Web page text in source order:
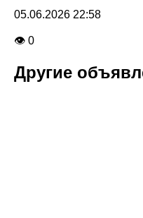
05.06.2026 22:58
👁 0
Другие